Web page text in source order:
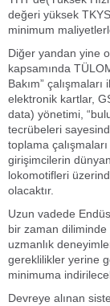
değeri yüksek
minimum
Diğer yandan yine
kapsamında
Bakım”
elektronik kartlar,
data) yönetimi,
tecrübeleri
toplama
girişimcilerin
lokomotifleri
olacaktır.
Uzun vadede
bir zaman diliminde
uzmanlık
gereklilikler yerine
minimuma
Devreye alınan